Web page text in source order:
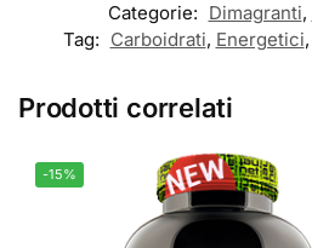
Categorie: Dimagranti,
Tag: Carboidrati, Energetici,
Prodotti correlati
-15%